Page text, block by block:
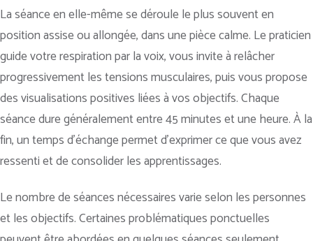
La séance en elle-même se déroule le plus souvent en
position assise ou allongée, dans une pièce calme. Le praticien
guide votre respiration par la voix, vous invite à relâcher
progressivement les tensions musculaires, puis vous propose
des visualisations positives liées à vos objectifs. Chaque
séance dure généralement entre 45 minutes et une heure. À la
fin, un temps d’échange permet d’exprimer ce que vous avez
ressenti et de consolider les apprentissages.
Le nombre de séances nécessaires varie selon les personnes
et les objectifs. Certaines problématiques ponctuelles